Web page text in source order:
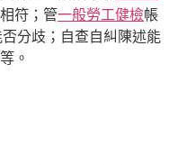
符；管一般勞工健檢帳
分歧；自查自糾陳述能
。